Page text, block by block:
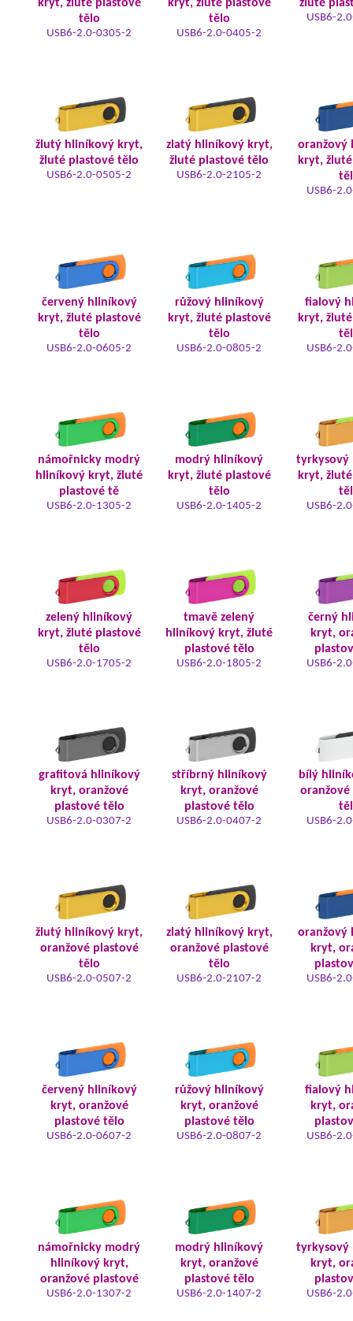
kryt, žluté plastové
tělo
USB6-2.0-0305-2
kryt, žluté plastové
tělo
USB6-2.0-0405-2
žluté
USB6-
žlutý hliníkový kryt,
žluté plastové tělo
USB6-2.0-0505-2
zlatý hliníkový kryt,
žluté plastové tělo
USB6-2.0-2105-2
oranžový
kryt,
USB6-
červený hliníkový
kryt, žluté plastové
tělo
USB6-2.0-0605-2
růžový hliníkový
kryt, žluté plastové
tělo
USB6-2.0-0805-2
fialový
kryt,
USB6-
námořnicky modrý
hliníkový kryt, žluté
plastové tě
USB6-2.0-1305-2
modrý hliníkový
kryt, žluté plastové
tělo
USB6-2.0-1405-2
tyrkysový
kryt,
USB6-
zelený hliníkový
kryt, žluté plastové
tělo
USB6-2.0-1705-2
tmavě zelený
hliníkový kryt, žluté
plastové tělo
USB6-2.0-1805-2
černý
kryt,
USB6-
grafitová hliníkový
kryt, oranžové
plastové tělo
USB6-2.0-0307-2
stříbrný hliníkový
kryt, oranžové
plastové tělo
USB6-2.0-0407-2
bílý
oranžové
USB6-
žlutý hliníkový kryt,
oranžové plastové
tělo
USB6-2.0-0507-2
zlatý hliníkový kryt,
oranžové plastové
tělo
USB6-2.0-2107-2
oranžový
kryt,
USB6-
červený hliníkový
kryt, oranžové
plastové tělo
USB6-2.0-0607-2
růžový hliníkový
kryt, oranžové
plastové tělo
USB6-2.0-0807-2
fialový
kryt,
USB6-
námořnicky modrý
hliníkový kryt,
oranžové plastové
USB6-2.0-1307-2
modrý hliníkový
kryt, oranžové
plastové tělo
USB6-2.0-1407-2
tyrkysový
kryt,
USB6-